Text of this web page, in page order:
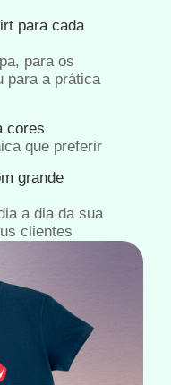
para cada
para os
para a prática
cores
que preferir
grande
a dia da sua
clientes